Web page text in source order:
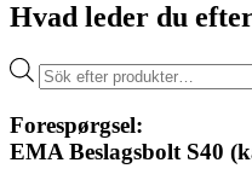
Hvad leder du
Products
search
Forespørgsel:
EMA Beslagsbolt S40